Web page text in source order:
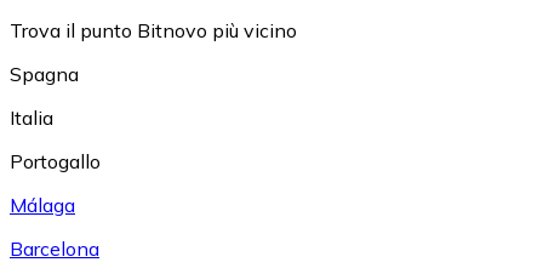
Trova il punto Bitnovo più vicino
Spagna
Italia
Portogallo
Málaga
Barcelona